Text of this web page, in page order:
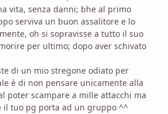
vita, senza danni; bhe al primo
serviva un buon assalitore e lo
oh si sopravisse a tutto il suo
per ultimo; dopo aver schivato
di un mio stregone odiato per
è di non pensare unicamente alla
poter scampare a mille attacchi ma
il tuo pg porta ad un gruppo ^^